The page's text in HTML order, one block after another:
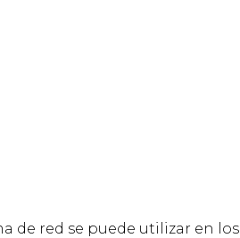
de red se puede utilizar en los